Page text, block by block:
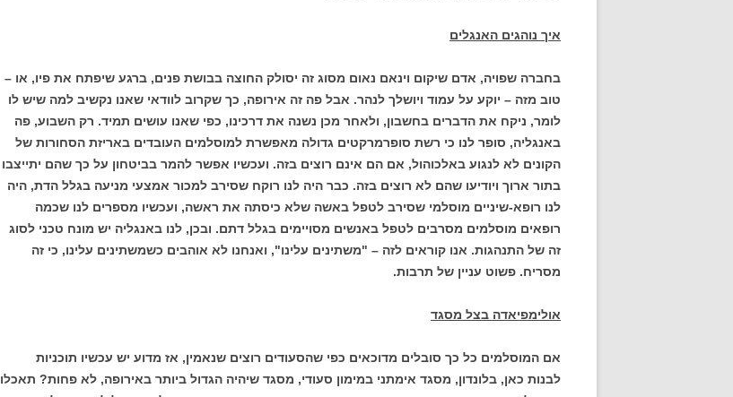
איך נוהגים האנגלים
בחברה שפויה, אדם שיקום וינאם נאום מסוג זה יסולק החוצה בבושת פנים, ברגע שיפתח את פיו, או –
טוב מזה – יוקע על עמוד ויושלך לנהר. אבל פה זה אירופה, כך שקרוב לוודאי שאנו נקשיב למה שיש לו
לומר, ניקח את הדברים בחשבון, ולאחר מכן נשנה את דרכינו, כפי שאנו עושים תמיד. רק השבוע, פה
באנגליה, סופר לנו כי רשת סופרמרקטים גדולה מאפשרת למוסלמים העובדים באריזת הסחורות של
הקונים לא לנגוע באלכוהול, אם הם אינם רוצים בזה. ועכשיו אפשר להמר בביטחון על כך שהם יתייצבו
בתור ארוך ויודיעו שהם לא רוצים בזה. כבר היה לנו רוקח שסירב למכור אמצעי מניעה בגלל הדת, היה
לנו רופא-שיניים מוסלמי שסירב לטפל באשה שלא כיסתה את ראשה, ועכשיו מספרים לנו שכמה
רופאים מוסלמים מסרבים לטפל באנשים מסויימים בגלל דתם. ובכן, לנו באנגליה יש מונח טכני לסוג
זה של התנהגות. אנו קוראים לזה – "משתינים עלינו", ואנחנו לא אוהבים כשמשתינים עלינו, כי זה
מסריח. פשוט עניין של תרבות.
אולימפיאדה בצל מסגד
אם המוסלמים כל כך סובלים מדוכאים כפי שהסעודים רוצים שנאמין, אז מדוע יש עכשיו תוכניות
לבנות כאן, בלונדון, מסגד אימתני במימון סעודי, מסגד שיהיה הגדול ביותר באירופה, לא פחות? תאכלו